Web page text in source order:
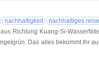
nachhaltigkeit
nachhaltiges
Richtung Kuang-Si-
Das alles bekommt Ihr